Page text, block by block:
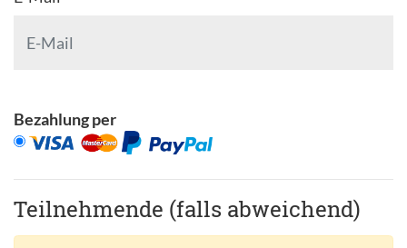
Bezahlung per
Teilnehmende (falls abweichend)